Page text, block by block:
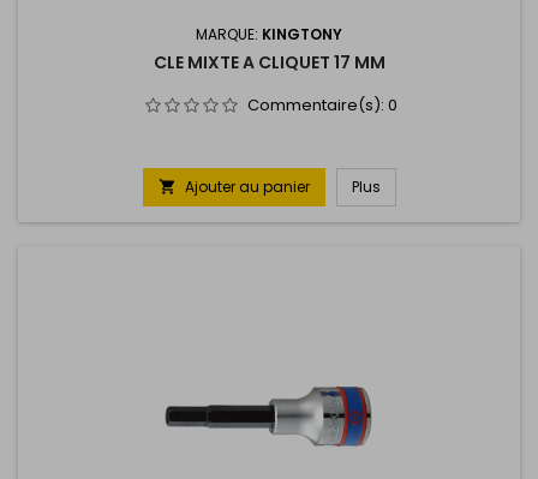
MARQUE: KINGTONY
CLE MIXTE A CLIQUET 17 MM
Commentaire(s): 0
 Ajouter au panier Plus